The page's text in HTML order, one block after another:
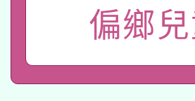
業技術研究
用水績優單
115年8月
本校115學
偏鄉